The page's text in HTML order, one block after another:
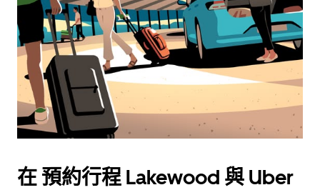
在 預約行程 Lakewood 與 Uber